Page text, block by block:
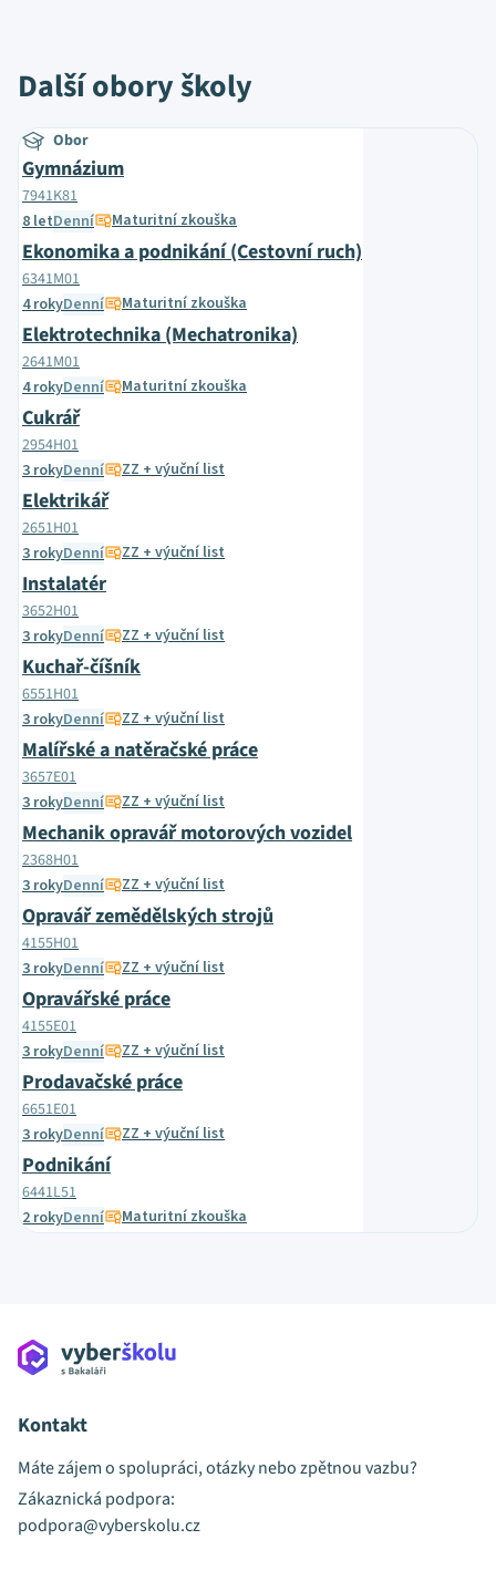
Další obory školy
Obor
Gymnázium
7941K81
8 letDenní Maturitní zkouška
Ekonomika a podnikání (Cestovní ruch)
6341M01
4 rokyDenní Maturitní zkouška
Elektrotechnika (Mechatronika)
2641M01
4 rokyDenní Maturitní zkouška
Cukrář
2954H01
3 rokyDenní ZZ + výuční list
Elektrikář
2651H01
3 rokyDenní ZZ + výuční list
Instalatér
3652H01
3 rokyDenní ZZ + výuční list
Kuchař-číšník
6551H01
3 rokyDenní ZZ + výuční list
Malířské a natěračské práce
3657E01
3 rokyDenní ZZ + výuční list
Mechanik opravář motorových vozidel
2368H01
3 rokyDenní ZZ + výuční list
Opravář zemědělských strojů
4155H01
3 rokyDenní ZZ + výuční list
Opravářské práce
4155E01
3 rokyDenní ZZ + výuční list
Prodavačské práce
6651E01
3 rokyDenní ZZ + výuční list
Podnikání
6441L51
2 rokyDenní Maturitní zkouška
Kontakt
Máte zájem o spolupráci, otázky nebo zpětnou vazbu?
Zákaznická podpora:
podpora@vyberskolu.cz